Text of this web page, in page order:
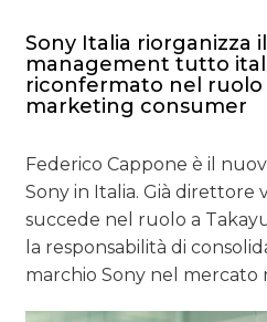
RICERCHE
PREVISIONI/SCENARI
NORMATIVE
Sony Italia riorganizza
management tutto
riconfermato nel
marketing consumer
Federico Cappone è il
Sony in Italia. Già direttore
succede nel ruolo a
la responsabilità di
marchio Sony nel mercato